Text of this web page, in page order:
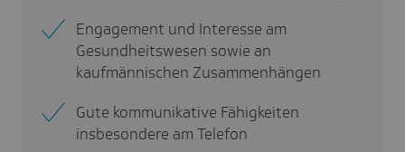
Engagement und Interesse am
Gesundheitswesen sowie an
kaufmännischen Zusammenhängen
Gute kommunikative Fähigkeiten
insbesondere am Telefon